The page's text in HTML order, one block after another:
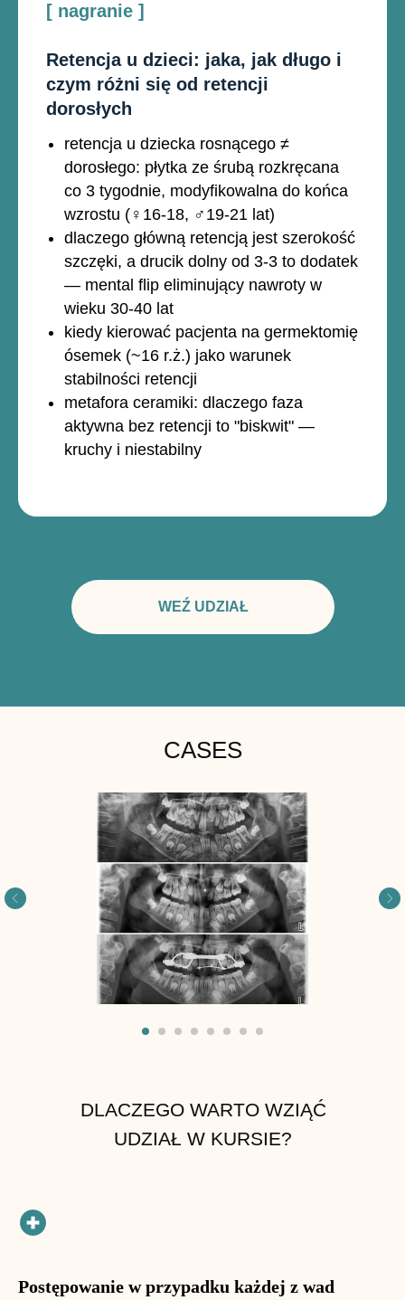
[ nagranie ]
Retencja u dzieci: jaka, jak długo i
czym różni się od retencji
dorosłych
retencja u dziecka rosnącego ≠
dorosłego: płytka ze śrubą rozkręcana
co 3 tygodnie, modyfikowalna do końca
wzrostu (♀16-18, ♂19-21 lat)
dlaczego główną retencją jest szerokość
szczęki, a drucik dolny od 3-3 to dodatek
— mental flip eliminujący nawroty w
wieku 30-40 lat
kiedy kierować pacjenta na germektomię
ósemek (~16 r.ż.) jako warunek
stabilności retencji
metafora ceramiki: dlaczego faza
aktywna bez retencji to "biskwit" —
kruchy i niestabilny
WEŹ UDZIAŁ
CASES
DLACZEGO WARTO WZIĄĆ
UDZIAŁ W KURSIE?
Postępowanie w przypadku każdej z wad